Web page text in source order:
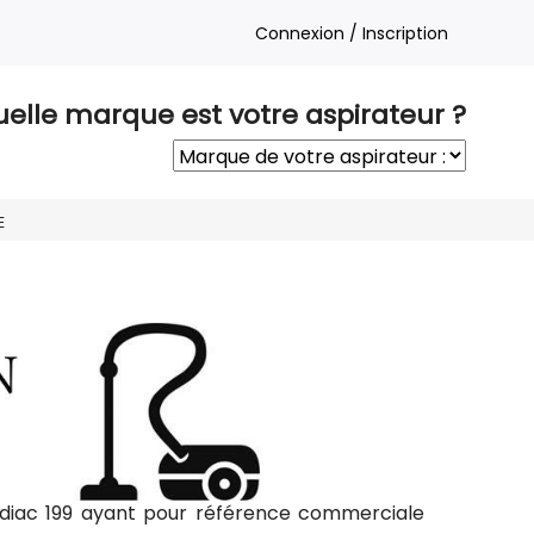
Connexion / Inscription
marque est votre aspirateur ?
199 ayant pour référence commerciale